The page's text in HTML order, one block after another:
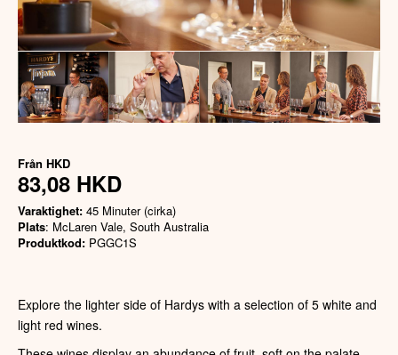
Från HKD
83,08 HKD
Varaktighet: 45 Minuter (cirka)
Plats: McLaren Vale, South Australia
Produktkod: PGGC1S
Explore the lighter side of Hardys with a selection of 5 white and
light red wines.